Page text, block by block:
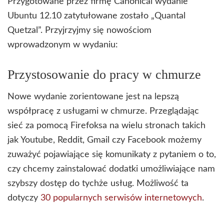
Ubuntu 12.10 zatytułowane zostało „Quantal
Quetzal”. Przyjrzyjmy się nowościom
wprowadzonym w wydaniu:
Przystosowanie do pracy w chmurze
Nowe wydanie zorientowane jest na lepszą
współpracę z usługami w chmurze. Przeglądając
sieć za pomocą Firefoksa na wielu stronach takich
jak Youtube, Reddit, Gmail czy Facebook możemy
zuważyć pojawiające się komunikaty z pytaniem o to,
czy chcemy zainstalować dodatki umożliwiające nam
szybszy dostęp do tychże usług. Możliwość ta
dotyczy 30 popularnych serwisów internetowych.